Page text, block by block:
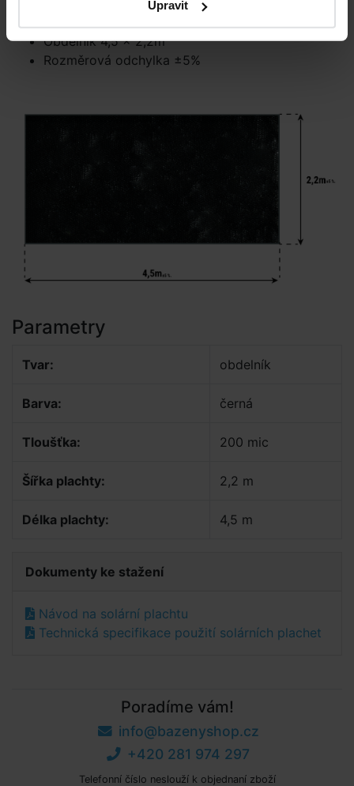
Upravit
Obdélník 4,5 × 2,2m
Rozměrová odchylka ±5%
Parametry
Tvar: obdelník
Barva: černá
Tloušťka: 200 mic
Šířka plachty: 2,2 m
Délka plachty: 4,5 m
Dokumenty ke stažení
Návod na solární plachtu
Technická specifikace použití solárních plachet
Poradíme vám!
info@bazenyshop.cz
+420 281 974 297
Telefonní číslo neslouží k objednaní zboží